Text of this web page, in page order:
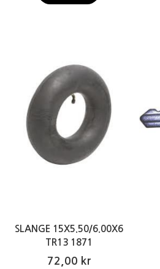
SLANGE 15X5.50/6.00X6
TR13 1871
72,00 kr